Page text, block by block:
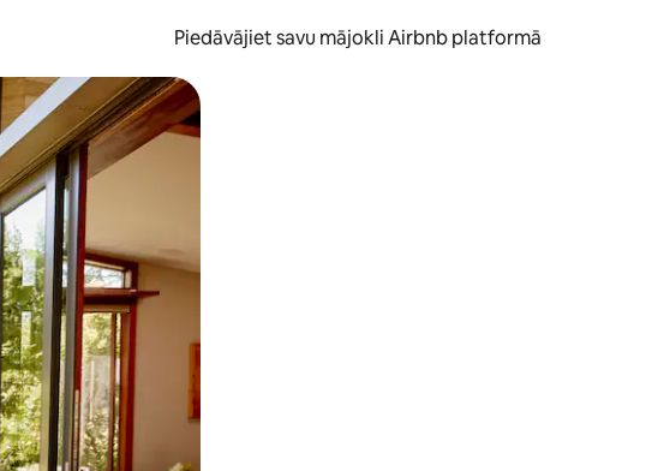
Piedāvājiet savu mājokli Airbnb platformā
pavelkot pa to ar pirkstu.